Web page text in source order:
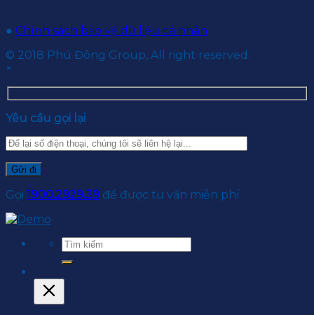
● Chính sách bảo vệ dữ liệu cá nhân
© 2018 Phú Đông Group, All right reserved.
×
Yêu cầu gọi lại
Gọi 1900.2929.39 để được tư vấn miễn phí